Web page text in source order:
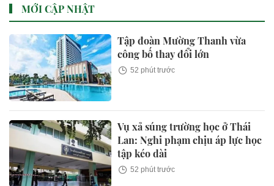
điểm đến
MỚI CẬP NHẬT
Tập đoàn Mường Thanh vừa
công bố thay đổi lớn
52 phút trước
Vụ xả súng trường học ở Thái
Lan: Nghi phạm chịu áp lực học
tập kéo dài
52 phút trước